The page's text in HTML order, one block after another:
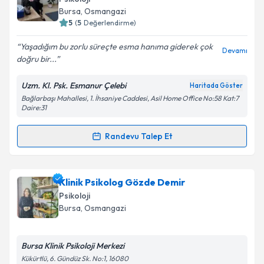
için bir takvim hazırlandığında e-posta ile
bilgilendireceğiz.
E-posta Adresiniz
Kişisel verilerimin işlenmesine ilişkinAydınlatma
kapsamda işlenmesini kabul ediyorum.
Bursa, Osmangazi
5 (5 Değerlendirme)
Yaşadığım bu zorlu süreçte esma hanıma giderek çok
doğru bir...
Devamı
Uzm. Kl. Psk. Esmanur Çelebi Haritada Göster
Bağlarbaşı Mahallesi, 1. İhsaniye Caddesi, Asil Home Office No:58 Kat:7
Daire:31
Randevu Talep Et
Randevu Takvimi Talebi
Klinik Psikolog Esmanur Çelebiiçin randevu
takvimi talebi oluşturun. Size bu uzmandan randevu
almanız için bir takvim hazırlandığında e-posta ile
bilgilendireceğiz.
Klinik Psikolog Gözde Demir
Psikoloji
Bursa, Osmangazi
Bursa Klinik Psikoloji Merkezi
Kükürtlü, 6. Gündüz Sk. No:1, 16080